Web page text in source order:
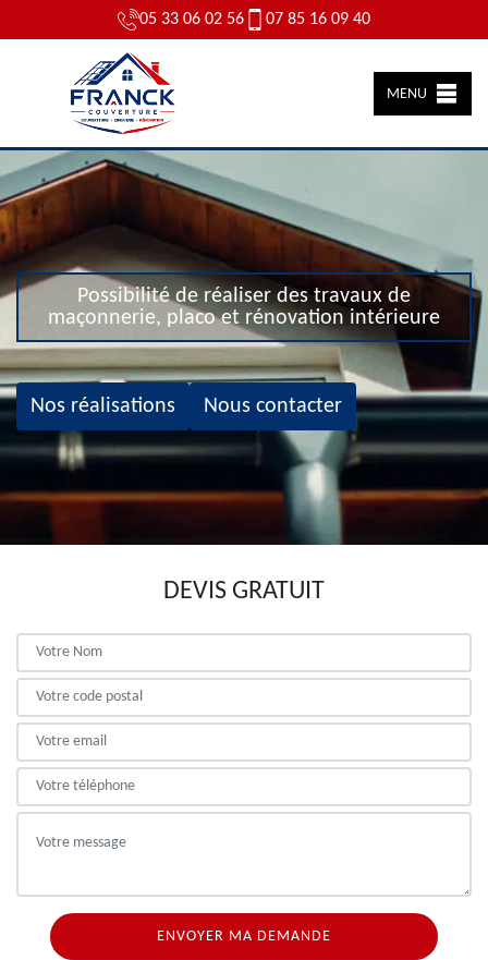
05 33 06 02 56 07 85 16 09 40
MENU
Possibilité de réaliser des travaux de
maçonnerie, placo et rénovation intérieure
Nos réalisations Nous contacter
DEVIS GRATUIT